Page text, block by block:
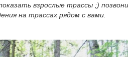
взрослые трассы ;)
на трассах рядом с вами.